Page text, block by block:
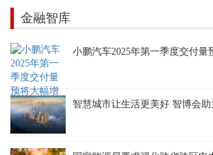
金融智库
小鹏汽车2025年第一季度交付量
智慧城市让生活更美好 智博会